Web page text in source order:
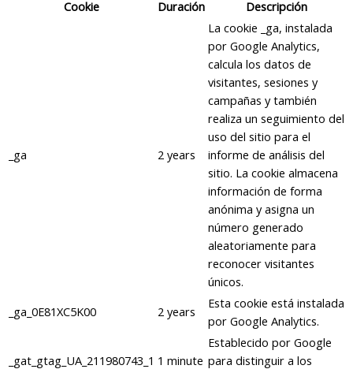
Cookie
Duración Descripción
_ga 2 years
La cookie _ga, instalada
por Google Analytics,
calcula los datos de
visitantes, sesiones y
campañas y también
realiza un seguimiento del
uso del sitio para el
informe de análisis del
sitio. La cookie almacena
información de forma
anónima y asigna un
número generado
aleatoriamente para
reconocer visitantes
únicos.
_ga_0E81XC5K00
2 years
Esta cookie está instalada
por Google Analytics.
_gat_gtag_UA_211980743_1 1 minute
Establecido por Google
para distinguir a los